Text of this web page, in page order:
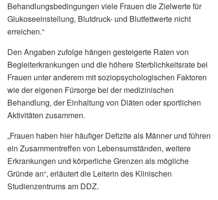
Behandlungsbedingungen viele Frauen die Zielwerte für
Glukoseeinstellung, Blutdruck- und Blutfettwerte nicht
erreichen.“
Den Angaben zufolge hängen gesteigerte Raten von
Begleiterkrankungen und die höhere Sterblichkeitsrate bei
Frauen unter anderem mit soziopsychologischen Faktoren
wie der eigenen Fürsorge bei der medizinischen
Behandlung, der Einhaltung von Diäten oder sportlichen
Aktivitäten zusammen.
„Frauen haben hier häufiger Defizite als Männer und führen
ein Zusammentreffen von Lebensumständen, weitere
Erkrankungen und körperliche Grenzen als mögliche
Gründe an“, erläutert die Leiterin des Klinischen
Studienzentrums am DDZ.